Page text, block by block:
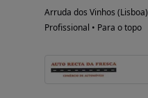
Arruda dos Vinhos (Lisboa)
Profissional • Para o topo